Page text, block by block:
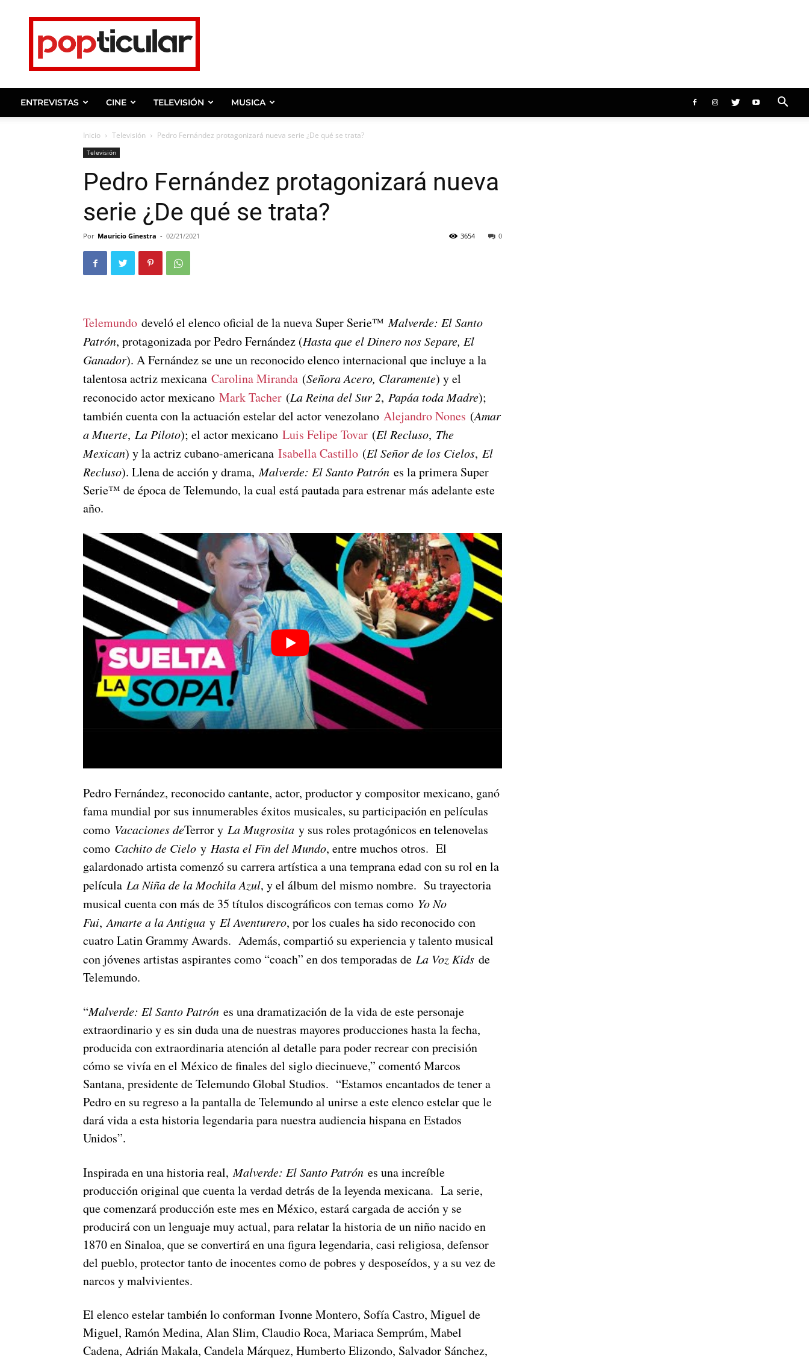
Noticias
de
y
celebridades.
ENTREVISTAS CINE TELEVISIÓN MUSICA
Inicio Televisión Pedro Fernández protagonizará nueva serie ¿De qué se trata?
Televisión
Pedro Fernández protagonizará nueva
serie ¿De qué se trata?
Por Mauricio Ginestra - 02/21/2021 0
3654
Telemundo develó el elenco oficial de la nueva Super Serie™Malverde: El Santo
Patrón, protagonizada por Pedro Fernández (Hasta que el Dinero nos Separe, El
Ganador). A Fernández se une un reconocido elenco internacional que incluye a la
talentosa actriz mexicana Carolina Miranda (Señora Acero, Claramente) y el
reconocido actor mexicano Mark Tacher (La Reina del Sur 2, Papáa toda Madre);
también cuenta con la actuación estelar del actor venezolano Alejandro Nones (Amar
a Muerte, La Piloto); el actor mexicano Luis Felipe Tovar (El Recluso, The
Mexican) y la actriz cubano-americana Isabella Castillo (El Señor de los Cielos, El
Recluso). Llena de acción y drama,Malverde: El Santo Patrón es la primera Super
Serie™ de época de Telemundo, la cual está pautada para estrenar más adelante este
año.
Pedro Fernández, reconocido cantante, actor, productor y compositor mexicano, ganó
fama mundial por sus innumerables éxitos musicales, su participación en películas
como Vacaciones deTerror y La Mugrosita y sus roles protagónicos en telenovelas
como Cachito de Cielo y Hasta el Fin del Mundo, entre muchos otros. El
galardonado artista comenzó su carrera artística a una temprana edad con su rol en la
película La Niña de la Mochila Azul, y el álbum del mismo nombre. Su trayectoria
musical cuenta con más de 35 títulos discográficos con temas como Yo No
Fui,Amarte a la Antigua y El Aventurero, por los cuales ha sido reconocido con
cuatro Latin Grammy Awards. Además, compartió su experiencia y talento musical
con jóvenes artistas aspirantes como “coach” en dos temporadas de La Voz Kids de
Telemundo.
“Malverde: El Santo Patrón es una dramatización de la vida de este personaje
extraordinario y es sin duda una de nuestras mayores producciones hasta la fecha,
producida con extraordinaria atención al detalle para poder recrear con precisión
cómo se vivía en el México de finales del siglo diecinueve,” comentó Marcos
Santana, presidente de Telemundo Global Studios. “Estamos encantados de tener a
Pedro en su regreso a la pantalla de Telemundo al unirse a este elenco estelar que le
dará vida a esta historia legendaria para nuestra audiencia hispana en Estados
Unidos”.
Inspirada en una historia real,Malverde: El Santo Patrón es una increíble
producción original que cuenta la verdad detrás de la leyenda mexicana. La serie,
que comenzará producción este mes en México, estará cargada de acción y se
producirá con un lenguaje muy actual, para relatar la historia de un niño nacido en
1870 en Sinaloa, que se convertirá en una figura legendaria, casi religiosa, defensor
del pueblo, protector tanto de inocentes como de pobres y desposeídos, y a su vez de
narcos y malvivientes.
El elenco estelar también lo conforman Ivonne Montero, Sofía Castro, Miguel de
Miguel, Ramón Medina, Alan Slim, Claudio Roca, Mariaca Semprúm, Mabel
Cadena, Adrián Makala, Candela Márquez, Humberto Elizondo, Salvador Sánchez,